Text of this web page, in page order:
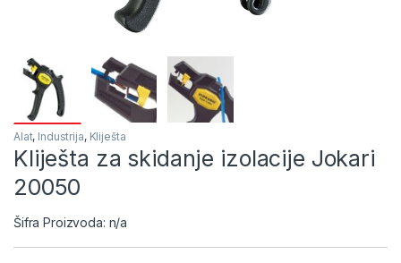
Alat, Industrija, Kliješta
Kliješta za skidanje izolacije Jokari
20050
Šifra Proizvoda: n/a